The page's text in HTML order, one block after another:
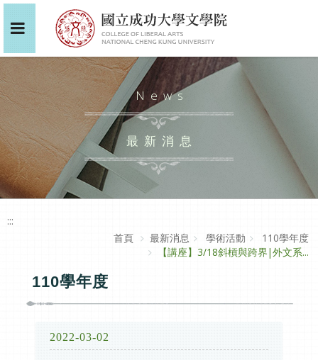
News
最新消息
:::
首頁
最新消息 學術活動
110學年度
【講座】3/18斜槓與跨界|外文系...
110學年度
2022-03-02